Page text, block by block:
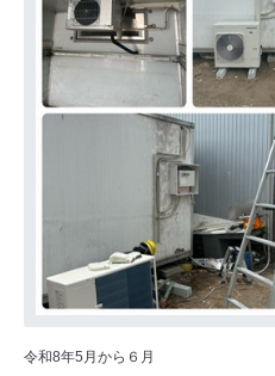
令和8年5月から６月